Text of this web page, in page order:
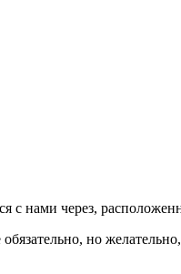
с нами через,
но